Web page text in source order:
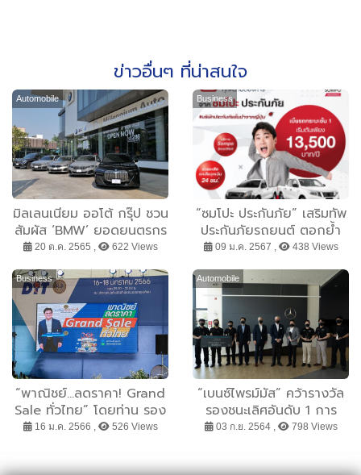
ข่าวอื่นๆ ที่น่าสนใจ
Automobile
มิลเลนเนียม ออโต้ กรุ๊ป ชวน
สัมผัส ‘BMW’ ยอดยนตรกร
รมผู้นำเอเปค ที่สุดแห่ง
สมรรถนะ ความปลอดภัย
ผสานเทรนด์รักษ์โลก
20 ต.ค. 2565 , 622 Views
Business
“ซมโปะ ประกันภัย” เสริมทัพ
ประกันภัยรถยนต์ ตอกย้ำ
ความแข็งแกร่งทางธุรกิจ
ร่วมมือกับบริษัทนายหน้า
ประกันวินาศภัยชั้นนำ เพิ่ม
ทางเลือกความคุ้มค่าให้ลูกค้า
ได้รับความคุ้มครองในทุกเส้น
ทาง
09 ม.ค. 2567 , 438 Views
Business
“พาณิชย์...ลดราคา! Grand
Sale ทั่วไทย” โดยท่าน รอง
นายกรัฐมนตรีและรัฐมนตรี
16 ม.ค. 2566 , 526 Views
Automobile
“เบนซ์ไพรม์มัส” คว้ารางวัล
รองชนะเลิศอันดับ 1 การ
แข่งขันทักษะ GCEC 2021
03 ก.ย. 2564 , 798 Views